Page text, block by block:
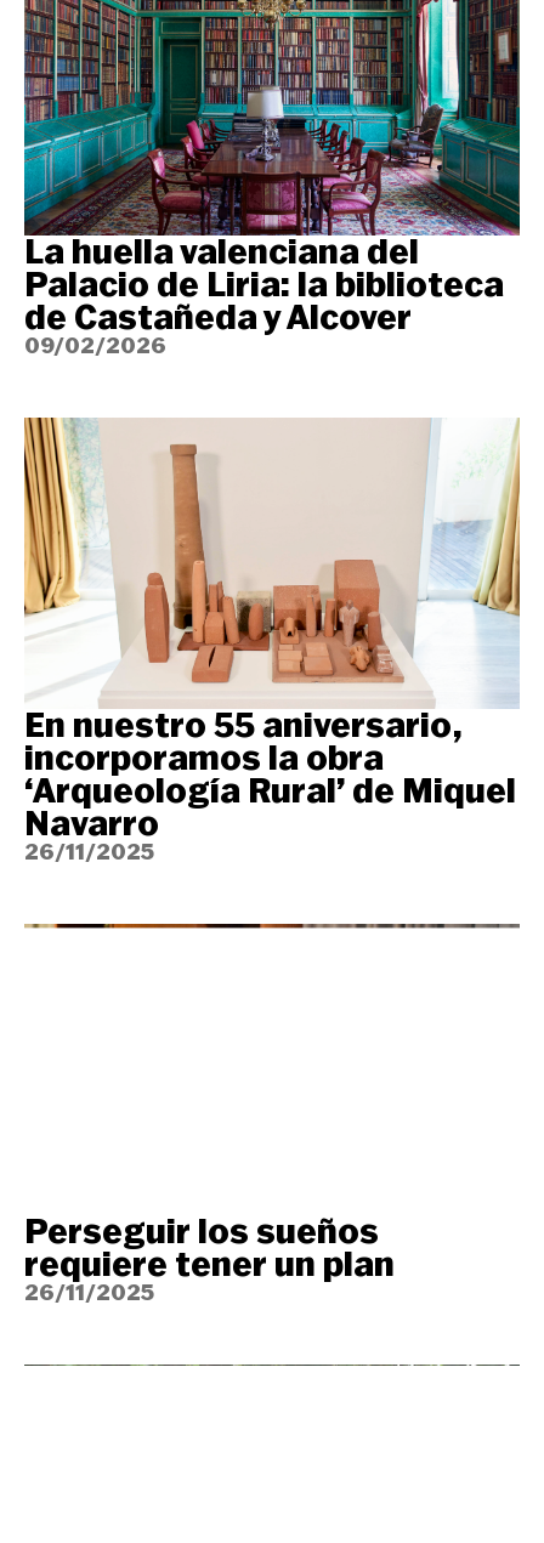
La huella valenciana del
Palacio de Liria: la biblioteca
de Castañeda y Alcover
09/02/2026
En nuestro 55 aniversario,
incorporamos la obra
‘Arqueología Rural’ de Miquel
Navarro
26/11/2025
Perseguir los sueños
requiere tener un plan
26/11/2025